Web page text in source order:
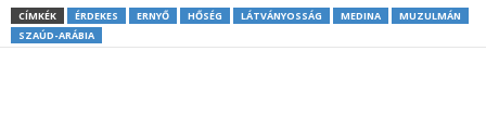
CÍMKÉK ÉRDEKES ERNYŐ HŐSÉG LÁTVÁNYOSSÁG MEDINA
MUZULMÁN
SZAÚD-ARÁBIA